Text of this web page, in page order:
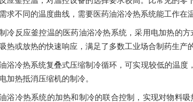
求不同的温度曲线，需要医药油浴冷热系统能工作在
冷反应釜控温的医药油浴冷热系统，采用电加热的
热或放热的快速响应，满足了多数工业场合制药生产
浴冷热系统复叠式压缩制冷循环，可实现较低的温
加热抵消压缩机的制冷。
浴冷热系统的加热和制冷的联合控制，实现对物料